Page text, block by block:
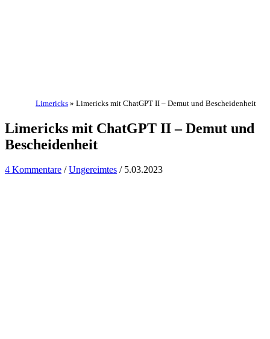
Limericks » Limericks mit ChatGPT II – Demut und Bescheidenheit
Limericks mit ChatGPT II – Demut und
Bescheidenheit
4 Kommentare /Ungereimtes / 5.03.2023